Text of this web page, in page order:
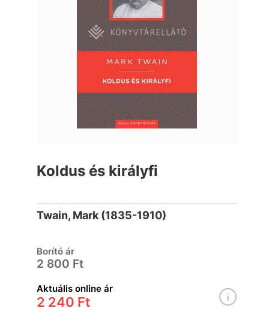
Koldus és királyfi
Twain, Mark (1835-1910)
Borító ár
2 800 Ft
Aktuális online ár
2 240 Ft